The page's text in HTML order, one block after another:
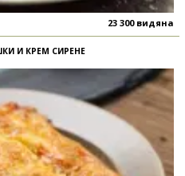
23 300 видяна
И КРЕМ СИРЕНЕ